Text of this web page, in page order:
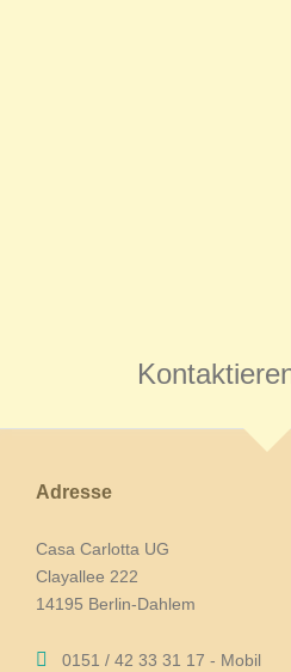
Adresse
Casa Carlotta UG
Clayallee 222
14195 Berlin-Dahlem
0151 / 42 33 31 17 - Mobil